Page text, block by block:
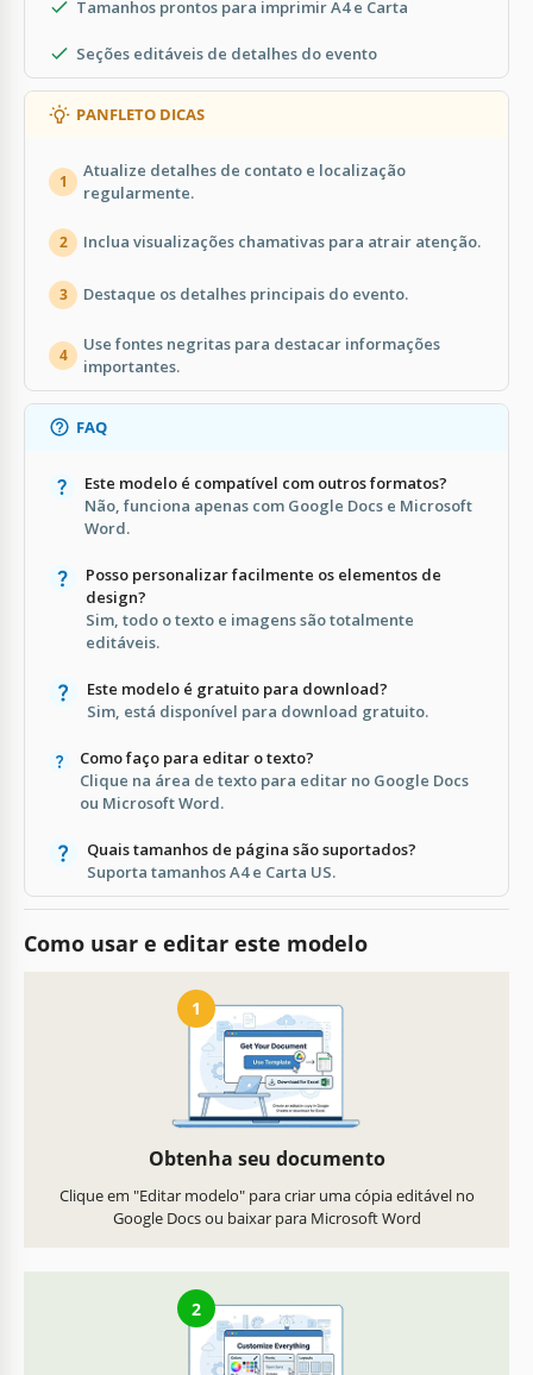
Tamanhos prontos para imprimir A4 e Carta
Seções editáveis de detalhes do evento
PANFLETO DICAS
1
Atualize detalhes de contato e localização
regularmente.
2 Inclua visualizações chamativas para atrair atenção.
3 Destaque os detalhes principais do evento.
4
Use fontes negritas para destacar informações
importantes.
FAQ
Este modelo é compatível com outros formatos?
Não, funciona apenas com Google Docs e Microsoft
Word.
Posso personalizar facilmente os elementos de
design?
Sim, todo o texto e imagens são totalmente
editáveis.
Este modelo é gratuito para download?
Sim, está disponível para download gratuito.
Como faço para editar o texto?
Clique na área de texto para editar no Google Docs
ou Microsoft Word.
Quais tamanhos de página são suportados?
Suporta tamanhos A4 e Carta US.
Como usar e editar este modelo
1
Obtenha seu documento
Clique em "Editar modelo" para criar uma cópia editável no
Google Docs ou baixar para Microsoft Word
2